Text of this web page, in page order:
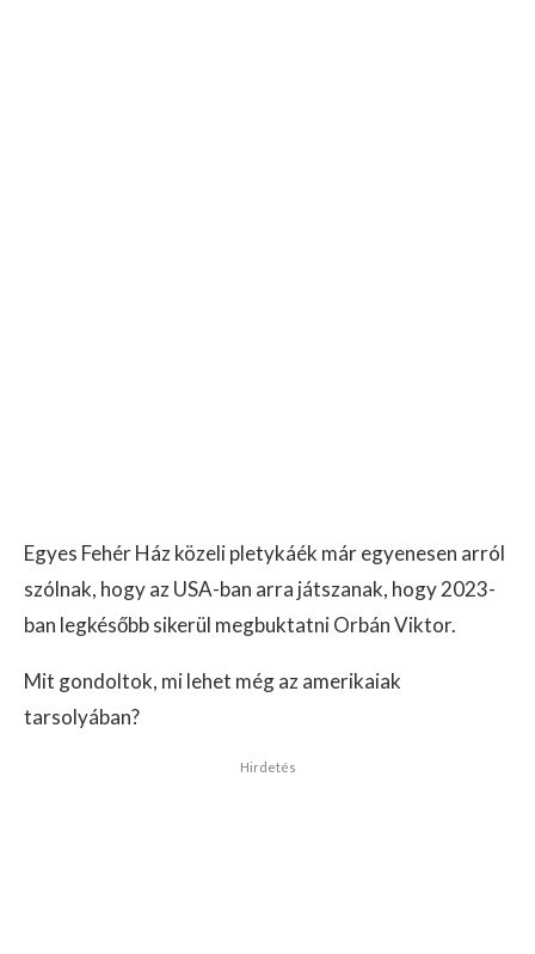
Egyes Fehér Ház közeli pletykáék már egyenesen arról
szólnak, hogy az USA-ban arra játszanak, hogy 2023-
ban legkésőbb sikerül megbuktatni Orbán Viktor.
Mit gondoltok, mi lehet még az amerikaiak
tarsolyában?
Hirdetés